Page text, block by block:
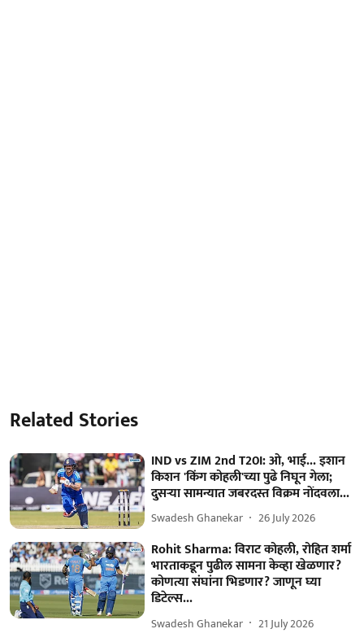
Related Stories
IND vs ZIM 2nd T20I: ओ, भाई... इशान
किशन 'किंग कोहली'च्या पुढे निघून गेला;
दुसऱ्या सामन्यात जबरदस्त विक्रम नोंदवला...
Swadesh Ghanekar 26 July 2026
Rohit Sharma: विराट कोहली, रोहित शर्मा
भारताकडून पुढील सामना केव्हा खेळणार?
कोणत्या संघांना भिडणार? जाणून घ्या
डिटेल्स...
Swadesh Ghanekar 21 July 2026